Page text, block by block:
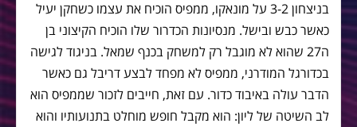
בניצחון 3-2 על מונאקו, ממפיס הוכיח את עצמו כשחקן יעיל
כאשר כבש ובישל. מנסיונות הכדרור שלו הוכיח הקיצוני בן
ה27 שהוא לא מוגבל רק למשחק בכנף שמאל. בניגוד לגישה
בכדורגל המודרני, ממפיס לא מפחד לבצע דריבל גם כאשר
הדבר עולה באיבוד כדור. עם זאת, חייבים לזכור שממפיס הוא
לב השיטה של ליון: הוא מקבל חופש מוחלט בתנועותיו והוא